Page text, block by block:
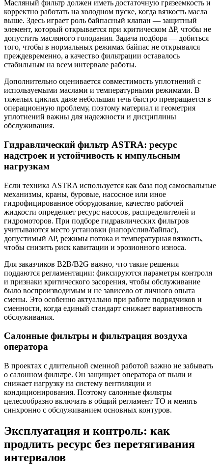
Масляный фильтр должен иметь достаточную грязеемкость и
корректно работать на холодном пуске, когда вязкость масла
выше. Здесь играет роль байпасный клапан — защитный
элемент, который открывается при критическом ΔР, чтобы не
допустить масляного голодания. Задача подбора — добиться
того, чтобы в нормальных режимах байпас не открывался
преждевременно, а качество фильтрации оставалось
стабильным на всем интервале работы.
Дополнительно оценивается совместимость уплотнений с
используемыми маслами и температурными режимами. В
тяжелых циклах даже небольшая течь быстро превращается в
операционную проблему, поэтому материал и геометрия
уплотнений важны для надежности и дисциплины
обслуживания.
Гидравлический фильтр ASTRA: ресурс
надстроек и устойчивость к импульсным
нагрузкам
Если техника ASTRA используется как база под самосвальные
механизмы, краны, буровые, насосное или иное
гидрофицированное оборудование, качество рабочей
жидкости определяет ресурс насосов, распределителей и
гидромоторов. При подборе гидравлических фильтров
учитываются место установки (напор/слив/байпас),
допустимый ΔР, режимы потока и температурная вязкость,
чтобы снизить риск кавитации и эрозионного износа.
Для заказчиков B2B/В2G важно, что такие решения
поддаются регламентации: фиксируются параметры контроля
и признаки критического засорения, чтобы обслуживание
было воспроизводимым и не зависело от личного опыта
смены. Это особенно актуально при работе подрядчиков и
сменности, когда единый стандарт снижает вариативность
обслуживания.
Салонные фильтры и фильтрация воздуха
оператора
В проектах с длительной сменной работой важно не забывать
о салонном фильтре. Он защищает оператора от пыли и
снижает нагрузку на систему вентиляции и
кондиционирования. Поэтому салонные фильтры
целесообразно включать в общий регламент ТО и менять
синхронно с обслуживанием основных контуров.
Эксплуатация и контроль: как
продлить ресурс без перетягивания
интервалов